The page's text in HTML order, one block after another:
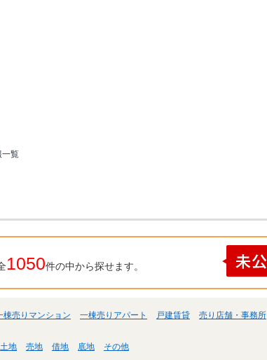
一覧
1050件の中から探せます。
棟売りマンション 一棟売りアパート 戸建賃貸 売り店舗・事務所
土地 売地 借地 底地 その他